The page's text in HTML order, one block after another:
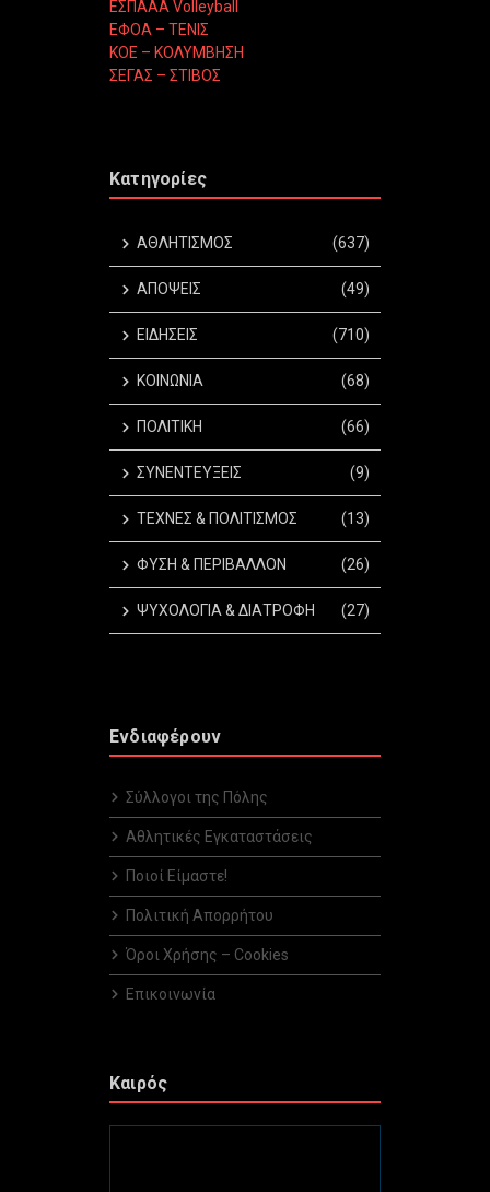
ΕΣΠΑΑΑ Volleyball
ΕΦΟΑ – ΤΕΝΙΣ
ΚΟΕ – ΚΟΛΥΜΒΗΣΗ
ΣΕΓΑΣ – ΣΤΙΒΟΣ
Κατηγορίες
ΑΘΛΗΤΙΣΜΟΣ (637)
ΑΠΟΨΕΙΣ (49)
ΕΙΔΗΣΕΙΣ (710)
ΚΟΙΝΩΝΙΑ (68)
ΠΟΛΙΤΙΚΗ (66)
ΣΥΝΕΝΤΕΥΞΕΙΣ (9)
ΤΕΧΝΕΣ & ΠΟΛΙΤΙΣΜΟΣ (13)
ΦΥΣΗ & ΠΕΡΙΒΑΛΛΟΝ (26)
ΨΥΧΟΛΟΓΙΑ & ΔΙΑΤΡΟΦΗ (27)
Ενδιαφέρουν
Σύλλογοι της Πόλης
Αθλητικές Εγκαταστάσεις
Ποιοί Είμαστε!
Πολιτική Απορρήτου
Όροι Χρήσης – Cookies
Επικοινωνία
Καιρός